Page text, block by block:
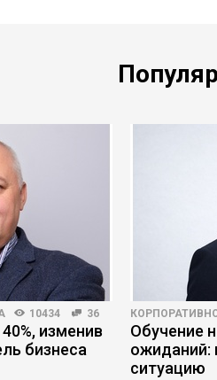
10434 36
изменив
бизнеса
Обучение
ожиданий:
ситуацию